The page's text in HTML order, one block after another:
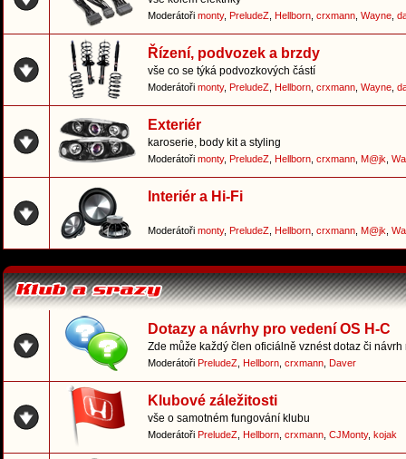
Moderátoři monty, PreludeZ Hellborn crxmann Wayne
Řízení, podvozek a brzdy
vše co se týká podvozkových částí
Moderátoři monty, PreludeZ Hellborn crxmann Wayne
Exteriér
karoserie, body kit a styling
Moderátoři monty, PreludeZ Hellborn crxmann M@jk
Interiér a Hi-Fi
Moderátoři monty, PreludeZ Hellborn crxmann M@jk
Dotazy a návrhy pro vedení OS H-C
Zde může každý člen oficiálně vznést dotaz či
Moderátoři PreludeZ Hellborn crxmann Daver
Klubové záležitosti
vše o samotném fungování klubu
Moderátoři PreludeZ Hellborn crxmann CJMonty, kojak